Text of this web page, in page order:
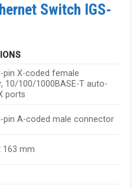
Switch IGS-
pin X-coded female
10/100/1000BASE-T auto-
ports
pin A-coded male connector
163 mm